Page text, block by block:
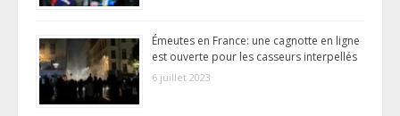
Émeutes en France: une cagnotte en ligne
est ouverte pour les casseurs interpellés
6 juillet 2023